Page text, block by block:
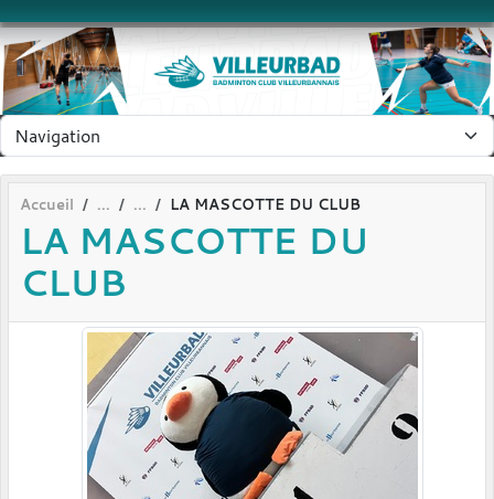
Accueil LA MASCOTTE DU CLUB
LA MASCOTTE DU
CLUB